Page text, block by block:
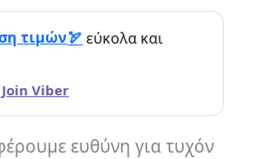
τιμών
εύκολα και
Join Viber
ευθύνη για τυχόν